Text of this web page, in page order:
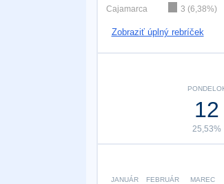
Cajamarca
3 (6,38%)
Zobraziť úplný rebríček
12
25,53%
JANUÁR FEBRUÁR MAREC